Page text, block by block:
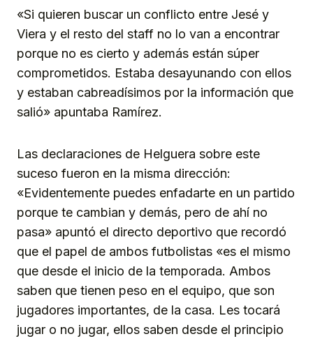
«Si quieren buscar un conflicto entre Jesé y
Viera y el resto del staff no lo van a encontrar
porque no es cierto y además están súper
comprometidos. Estaba desayunando con ellos
y estaban cabreadísimos por la información que
salió» apuntaba Ramírez.
Las declaraciones de Helguera sobre este
suceso fueron en la misma dirección:
«Evidentemente puedes enfadarte en un partido
porque te cambian y demás, pero de ahí no
pasa» apuntó el directo deportivo que recordó
que el papel de ambos futbolistas «es el mismo
que desde el inicio de la temporada. Ambos
saben que tienen peso en el equipo, que son
jugadores importantes, de la casa. Les tocará
jugar o no jugar, ellos saben desde el principio